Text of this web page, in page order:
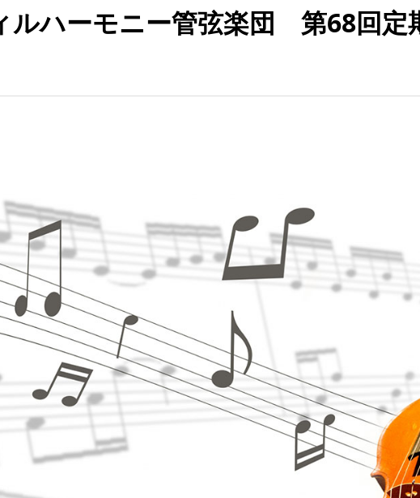
ルハーモニー管弦楽団 第68回定